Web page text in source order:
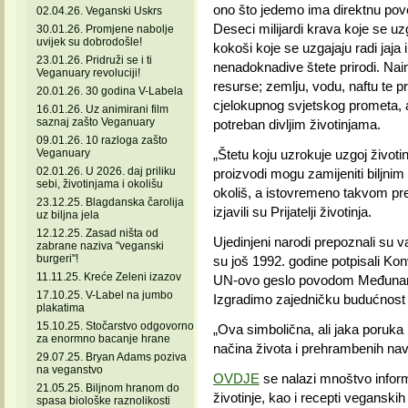
02.04.26. Veganski Uskrs
30.01.26. Promjene nabolje
uvijek su dobrodošle!
23.01.26. Pridruži se i ti
Veganuary revoluciji!
20.01.26. 30 godina V-Labela
16.01.26. Uz animirani film
saznaj zašto Veganuary
09.01.26. 10 razloga zašto
Veganuary
02.01.26. U 2026. daj priliku
sebi, životinjama i okolišu
23.12.25. Blagdanska čarolija
uz biljna jela
12.12.25. Zasad ništa od
zabrane naziva "veganski
burgeri"!
11.11.25. Kreće Zeleni izazov
17.10.25. V-Label na jumbo
plakatima
15.10.25. Stočarstvo odgovorno
za enormno bacanje hrane
29.07.25. Bryan Adams poziva
na veganstvo
21.05.25. Biljnom hranom do
spasa biološke raznolikosti
ono što jedemo ima direktnu
Deseci milijardi krava koje se
kokoši koje se uzgajaju radi
nenadoknadive štete prirodi.
resurse; zemlju, vodu, naftu te
cjelokupnog svjetskog prometa,
potreban divljim životinjama.
„Štetu koju uzrokuje uzgoj
proizvodi mogu zamijeniti
okoliš, a istovremeno takvom
izjavili su Prijatelji životinja.
Ujedinjeni narodi prepoznali su
su još 1992. godine potpisali
UN-ovo geslo povodom
Izgradimo zajedničku
„Ova simbolična, ali jaka
načina života i prehrambenih
OVDJE se nalazi mnoštvo
životinje, kao i recepti veganskih